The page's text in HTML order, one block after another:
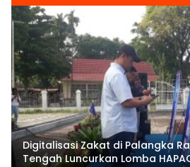
Digitalisasi Zakat di Palangka
Tengah Luncurkan Lomba